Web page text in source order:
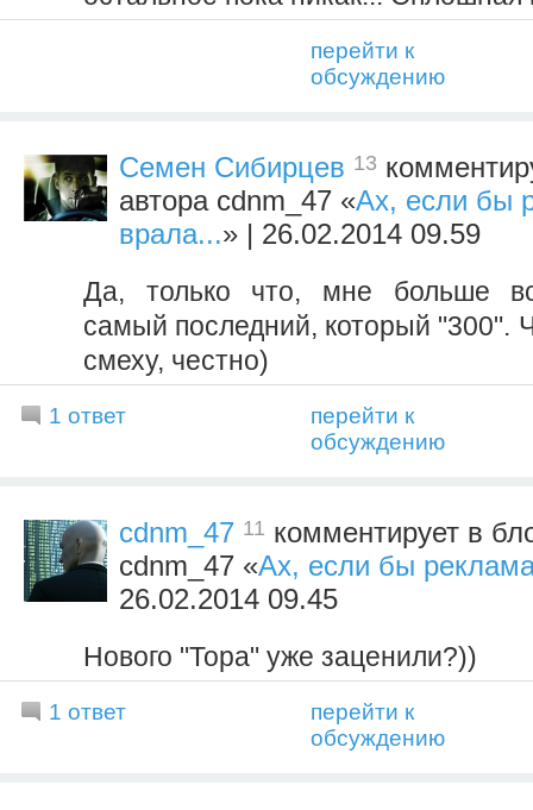
перейти к
обсуждению
Семен Сибирцев 13
автора cdnm_47 «Ах, если бы
врала...» | 26.02.2014 09.59
Да, только что, мне больше
самый последний, который "300".
смеху, честно)
1 ответ
перейти к
обсуждению
cdnm_47 11 комментирует в
cdnm_47 «Ах, если бы
26.02.2014 09.45
Нового "Тора" уже заценили?))
1 ответ
перейти к
обсуждению